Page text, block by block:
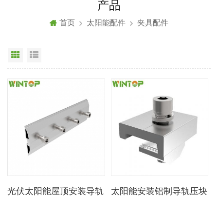
产品
首页 太阳能配件 夹具配件
网格视图
光伏太阳能屋顶安装导轨
太阳能安装铝制导轨压块